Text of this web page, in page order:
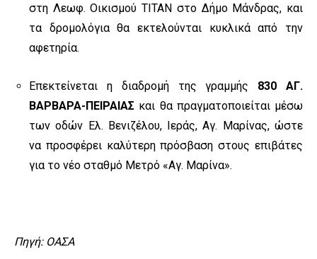
στη Λεωφ. Οικισμού ΤΙΤΑΝ στο ∆ήµο Μάνδρας, και
τα δρομολόγια θα εκτελούνται κυκλικά από την
αφετηρία.
Επεκτείνεται η διαδρομή της γραμμής 830 ΑΓ.
ΒΑΡΒΑΡΑ-ΠΕΙΡΑΙΑΣ και θα πραγματοποιείται μέσω
των οδών Ελ. Βενιζέλου, Ιεράς, Αγ. Μαρίνας, ώστε
να προσφέρει καλύτερη πρόσβαση στους επιβάτες
για το νέο σταθμό Μετρό «Αγ. Μαρίνα».
Πηγή: ΟΑΣΑ